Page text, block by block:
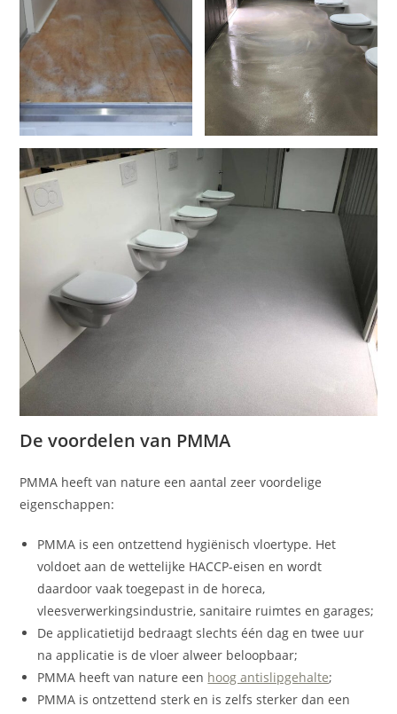
De voordelen van PMMA
PMMA heeft van nature een aantal zeer voordelige
eigenschappen:
PMMA is een ontzettend hygiënisch vloertype. Het
voldoet aan de wettelijke HACCP-eisen en wordt
daardoor vaak toegepast in de horeca,
vleesverwerkingsindustrie, sanitaire ruimtes en garages;
De applicatietijd bedraagt slechts één dag en twee uur
na applicatie is de vloer alweer beloopbaar;
PMMA heeft van nature een hoog antislipgehalte;
PMMA is ontzettend sterk en is zelfs sterker dan een